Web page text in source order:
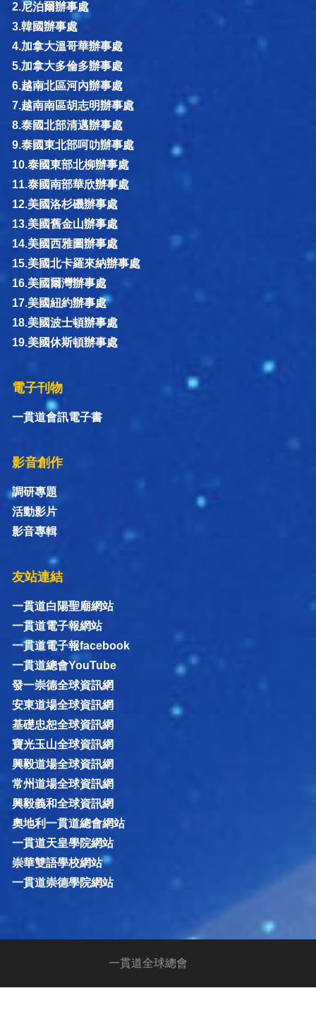
2.尼泊爾辦事處
3.韓國辦事處
4.加拿大溫哥華辦事處
5.加拿大多倫多辦事處
6.越南北區河內辦事處
7.越南南區胡志明辦事處
8.泰國北部清邁辦事處
9.泰國東北部呵叻辦事處
10.泰國東部北柳辦事處
11.泰國南部華欣辦事處
12.美國洛杉磯辦事處
13.美國舊金山辦事處
14.美國西雅圖辦事處
15.美國北卡羅來納辦事處
16.美國爾灣辦事處
17.美國紐約辦事處
18.美國波士頓辦事處
19.美國休斯頓辦事處
電子刊物
一貫道會訊電子書
影音創作
調研專題
活動影片
影音專輯
友站連結
一貫道白陽聖廟網站
一貫道電子報網站
一貫道電子報facebook
一貫道總會YouTube
發一崇德全球資訊網
安東道場全球資訊網
基礎忠恕全球資訊網
寶光玉山全球資訊網
興毅道場全球資訊網
常州道場全球資訊網
興毅義和全球資訊網
奧地利一貫道總會網站
一貫道天皇學院網站
崇華雙語學校網站
一貫道崇德學院網站
一貫道全球總會